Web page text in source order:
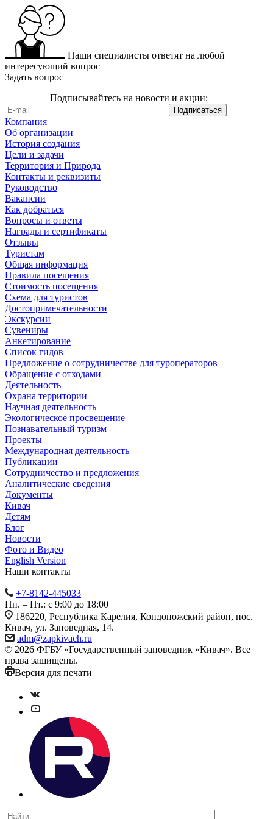
Наши специалисты ответят на любой
интересующий вопрос
Задать вопрос
Подписывайтесь на новости и акции:
Компания
Об организации
История создания
Цели и задачи
Территория и Природа
Контакты и реквизиты
Руководство
Вакансии
Как добраться
Вопросы и ответы
Награды и сертификаты
Отзывы
Туристам
Общая информация
Правила посещения
Стоимость посещения
Схема для туристов
Достопримечательности
Экскурсии
Сувениры
Анкетирование
Список гидов
Предложение о сотрудничестве для туроператоров
Обращение с отходами
Деятельность
Охрана территории
Научная деятельность
Экологическое просвещение
Познавательный туризм
Проекты
Международная деятельность
Публикации
Сотрудничество и предложения
Аналитические сведения
Документы
Кивач
Детям
Блог
Новости
Фото и Видео
English Version
Наши контакты
+7-8142-445033
Пн. – Пт.: с 9:00 до 18:00
186220, Республика Карелия, Кондопожский район, пос.
Кивач, ул. Заповедная, 14.
adm@zapkivach.ru
© 2026 ФГБУ «Государственный заповедник «Кивач». Все
права защищены.
Версия для печати